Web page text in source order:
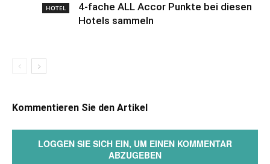
HOTEL
4-fache ALL Accor Punkte bei diesen
Hotels sammeln
Kommentieren Sie den Artikel
LOGGEN SIE SICH EIN, UM EINEN KOMMENTAR
ABZUGEBEN